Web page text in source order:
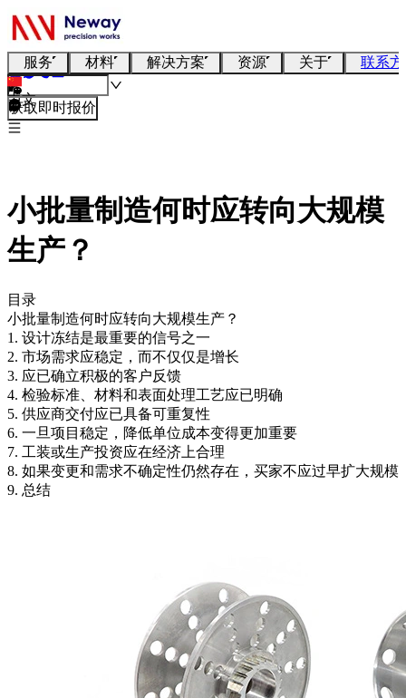
服务 材料 解决方案 资源 关于 联系
中文
获取即时报价
小批量制造何时应转向大规模
生产？
目录
小批量制造何时应转向大规模生产？
1. 设计冻结是最重要的信号之一
2. 市场需求应稳定，而不仅仅是增长
3. 应已确立积极的客户反馈
4. 检验标准、材料和表面处理工艺应已明确
5. 供应商交付应已具备可重复性
6. 一旦项目稳定，降低单位成本变得更加重要
7. 工装或生产投资应在经济上合理
8. 如果变更和需求不确定性仍然存在，买家不应过早扩大规模
9. 总结